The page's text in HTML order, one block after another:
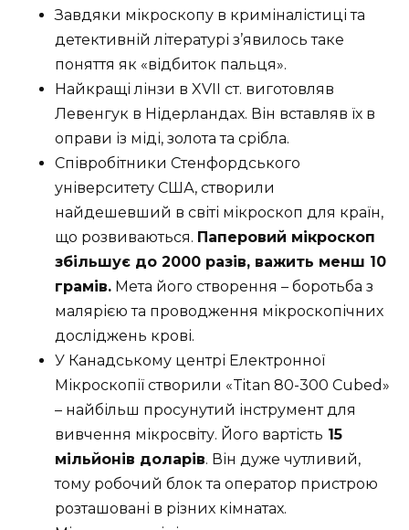
Завдяки мікроскопу в криміналістиці та
детективній літературі з’явилось таке
поняття як «відбиток пальця».
Найкращі лінзи в XVII ст. виготовляв
Левенгук в Нідерландах. Він вставляв їх в
оправи із міді, золота та срібла.
Співробітники Стенфордського
університету США, створили
найдешевший в світі мікроскоп для країн,
що розвиваються. Паперовий мікроскоп
збільшує до 2000 разів, важить менш 10
грамів. Мета його створення – боротьба з
малярією та проводження мікроскопічних
досліджень крові.
У Канадському центрі Електронної
Мікроскопії створили «Titan 80-300 Cubed»
– найбільш просунутий інструмент для
вивчення мікросвіту. Його вартість 15
мільйонів доларів. Він дуже чутливий,
тому робочий блок та оператор пристрою
розташовані в різних кімнатах.